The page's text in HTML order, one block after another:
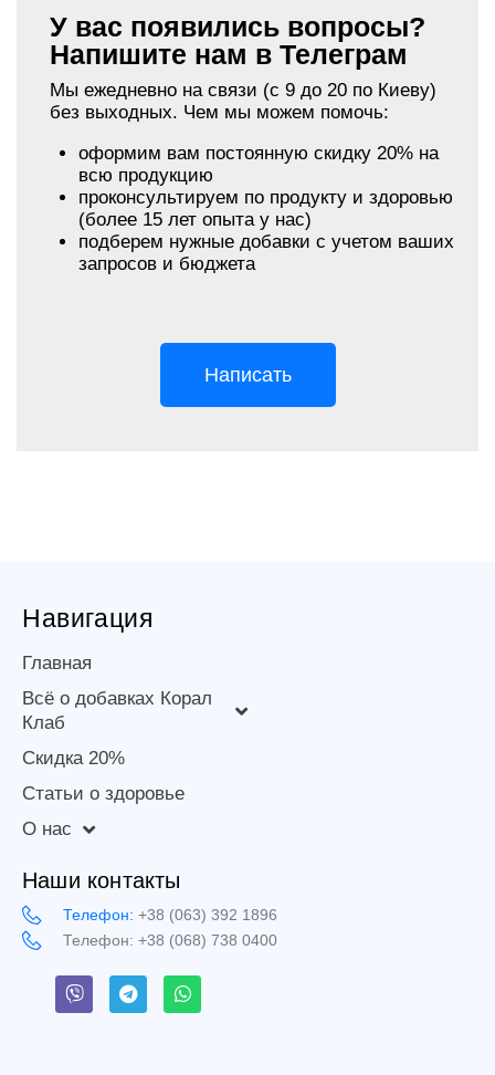
У вас появились вопросы?
Напишите нам в Телеграм
Мы ежедневно на связи (с 9 до 20 по Киеву)
без выходных. Чем мы можем помочь:
оформим вам постоянную скидку 20% на
всю продукцию
проконсультируем по продукту и здоровью
(более 15 лет опыта у нас)
подберем нужные добавки с учетом ваших
запросов и бюджета
Написать
Навигация
Главная
Всё о добавках Корал
Клаб
Скидка 20%
Статьи о здоровье
О нас
Наши контакты
Телефон: +38 (063) 392 1896
Телефон: +38 (068) 738 0400